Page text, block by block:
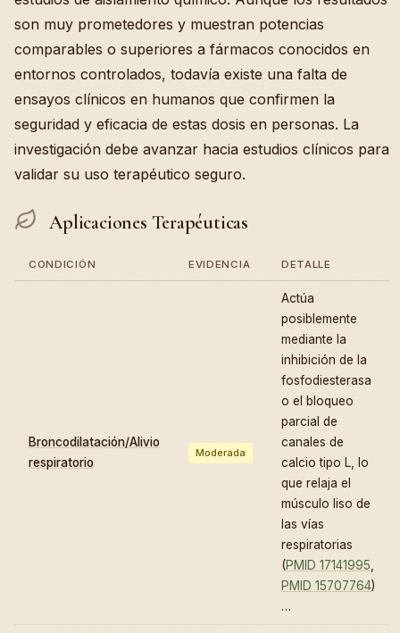
son muy prometedores y muestran potencias
comparables o superiores a fármacos conocidos en
entornos controlados, todavía existe una falta de
ensayos clínicos en humanos que confirmen la
seguridad y eficacia de estas dosis en personas. La
investigación debe avanzar hacia estudios clínicos para
validar su uso terapéutico seguro.
Aplicaciones Terapéuticas
CONDICIÓN EVIDENCIA DETALLE
Broncodilatación/Alivio
respiratorio
Moderada
Actúa
posiblemente
mediante la
inhibición de la
fosfodiesterasa
o el bloqueo
parcial de
canales de
calcio tipo L, lo
que relaja el
músculo liso de
las vías
respiratorias
(PMID 17141995
PMID 15707764)
…